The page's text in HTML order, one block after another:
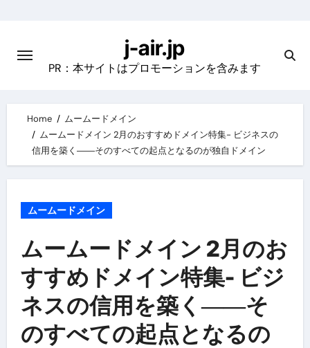
content
j-air.jp
PR：本サイトはプロモーションを含みます
Home
ムームードメイン
ムームードメイン 2月のおすすめドメイン特集- ビジネスの
信用を築く――そのすべての起点となるのが独自ドメイン
ムームードメイン
ムームードメイン 2月のお
すすめドメイン特集- ビジ
ネスの信用を築く――そ
のすべての起点となるの